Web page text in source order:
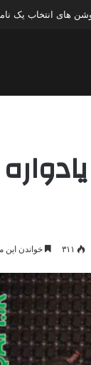
۳۱۱ خواندن این مطلب ۶